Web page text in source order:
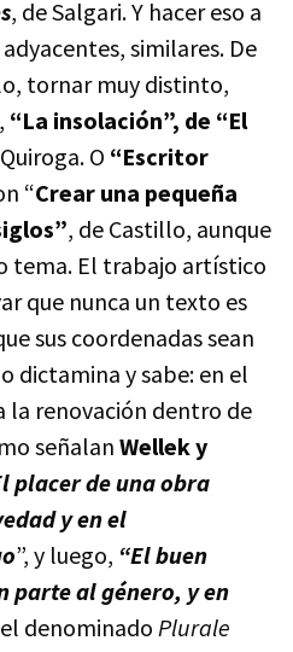
, de Salgari. Y hacer eso a
similares. De
tornar muy distinto,
“La insolación”, de “El
O “Escritor
“Crear una pequeña
, de Castillo, aunque
tema. El trabajo artístico
que nunca un texto es
sus coordenadas sean
dictamina y sabe: en el
la renovación dentro de
señalan Wellek y
placer de una obra
y en el
”, y luego, “El buen
parte al género, y en
el denominado Plurale